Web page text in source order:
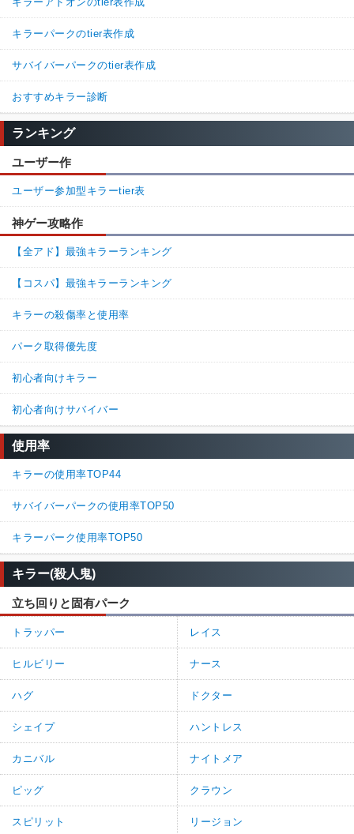
キラーパークのtier表作成
サバイバーパークのtier表作成
おすすめキラー診断
ランキング
ユーザー作
ユーザー参加型キラーtier表
神ゲー攻略作
【全アド】最強キラーランキング
【コスパ】最強キラーランキング
キラーの殺傷率と使用率
パーク取得優先度
初心者向けキラー
初心者向けサバイバー
使用率
キラーの使用率TOP44
サバイバーパークの使用率TOP50
キラーパーク使用率TOP50
キラー(殺人鬼)
立ち回りと固有パーク
トラッパー レイス
ヒルビリー ナース
ハグ ドクター
シェイプ ハントレス
カニバル ナイトメア
ピッグ クラウン
スピリット リージョン